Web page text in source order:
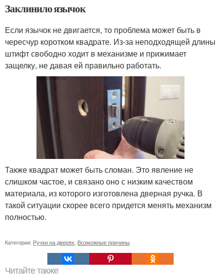
Заклинило язычок
Если язычок не двигается, то проблема может быть в
чересчур коротком квадрате. Из-за неподходящей длины
штифт свободно ходит в механизме и прижимает
защелку, не давая ей правильно работать.
Также квадрат может быть сломан. Это явление не
слишком частое, и связано оно с низким качеством
материала, из которого изготовлена дверная ручка. В
такой ситуации скорее всего придется менять механизм
полностью.
Категории: Ручки на дверях, Возможные причины
Читайте также